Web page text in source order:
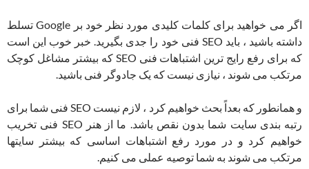
اگر می خواهید برای کلمات کلیدی مورد نظر خود بر Google تسلط
داشته باشید ، باید SEO فنی خود را جدی بگیرید. خبر خوب این است
که برای رفع رایج ترین اشتباهات فنی SEO که بیشتر مشاغل کوچک
مرتکب می شوند ، نیازی نیست که یک جادوگر فنی باشید.
و همانطور که بعداً بحث خواهیم کرد ، لازم نیست SEO فنی شما برای
رتبه بندی سایت شما بدون نقص باشد. ما از هنر SEO فنی تخریب
خواهیم کرد و در مورد رفع اشتباهات اساسی که بیشتر سایتها
مرتکب می شوند به شما توصیه عملی می کنیم.